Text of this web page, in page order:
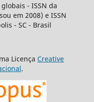
- ISSN da
em 2008) e ISSN
- SC - Brasil
Licença Creative
.